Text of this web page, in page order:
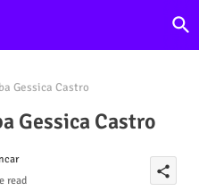
Gessica Castro
Gessica Castro
read
share